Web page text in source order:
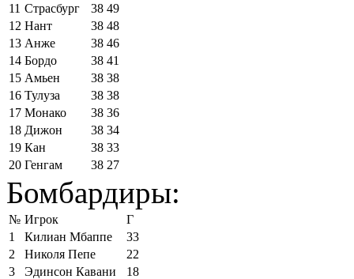
11 Страсбург 38 49
12 Нант 38 48
13 Анже 38 46
14 Бордо 38 41
15 Амьен 38 38
16 Тулуза 38 38
17 Монако 38 36
18 Дижон 38 34
19 Кан 38 33
20 Генгам 38 27
Бомбардиры:
№ Игрок
Г
1
Килиан Мбаппе
33
2
Николя Пепе
22
3
Эдинсон Кавани
18